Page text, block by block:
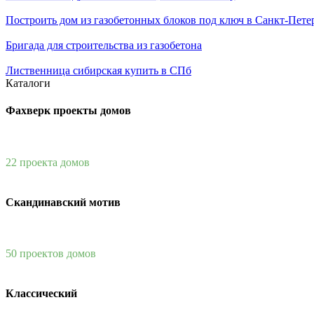
Построить дом из газобетонных блоков под ключ в Санкт-
Бригада для строительства из газобетона
Лиственница сибирская купить в СПб
Каталоги
Фахверк проекты домов
22 проекта домов
Скандинавский мотив
50 проектов домов
Классический